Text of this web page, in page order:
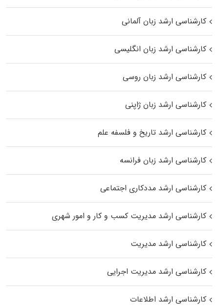
کارشناسی ارشد زبان آلمانی
کارشناسی ارشد زبان انگلیسی
کارشناسی ارشد زبان روسی
کارشناسی ارشد زبان ژاپنی
کارشناسی ارشد تاریخ و فلسفه علم
کارشناسی ارشد زبان فرانسه
کارشناسی ارشد مددکاری اجتماعی
کارشناسی ارشد مدیریت کسب و کار و امور شهری
کارشناسی ارشد مدیریت
کارشناسی ارشد مدیریت اجرایی
کارشناسی ارشد اطلاعات